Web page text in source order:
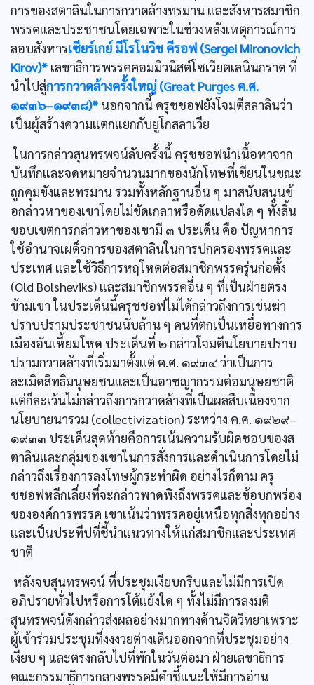
การของสตาลินในการกวาดล้างทรมาน และสังหารสมาชิก
พรรคและประชาชนโดยเฉพาะในช่วงหลังเหตุการณ์การ
ลอบสังหารเซียร์เกย์ มีโรโนวิช คีรอฟ (Sergei Mironovich
Kirov)* เลขาธิการพรรคคอมมิวนิสต์โซเวียตเลนินกราด ที่
นำไปสู่การกวาดล้างครั้งใหญ่ (Great Purges ค.ศ.
๑๙๓๖–๑๙๓๘)* นอกจากนี้ ครุชชอฟยังโจมตีสลาลินว่า
เป็นผู้สร้างความแตกแยกกับยูโกสลาเวีย
ในการกล่าวสุนทรพจน์ลับครั้งนี้ ครุชชอฟนำเนื้อหาจาก
บันทึกและจดหมายจำนวนมากของนักโทษที่เขียนในขณะ
ถูกคุมขังและทรมาน รวมทั้งหลักฐานอื่น ๆ มาสนับสนุนข้
อกล่าวหาของเขาโดยไม่ขัดเกลาหรือดัดแปลงใด ๆ ทั้งสิ้น
ขอบเขตการกล่าวหาของเขามี ๓ ประเด็น คือ ปัญหาการ
ใช้อำนาจเผด็จการของสตาลินในการปกครองพรรคและ
ประเทศ และใช้วิธีการหฤโหดต่อสมาชิกพรรครุ่นก่อตั้ง
(Old Bolsheviks) และสมาชิกพรรคอื่น ๆ ที่เป็นฝ่ายตรง
ข้ามเขา ในประเด็นนี้ครุชชอฟไม่ได้กล่าวถึงการเข่นฆ่า
ปราบปรามประชาชนนับล้าน ๆ คนที่ตกเป็นเหยื่อทางการ
เมืองอันเหี้ยมโหด ประเด็นที่ ๒ กล่าวโจมตีนโยบายปราบ
ปรามกวาดล้างที่เริ่มมาตั้งแต่ ค.ศ. ๑๙๓๔ ว่าเป็นการ
ละเมิดสิทธิมนุษยชนและเป็นอาชญากรรมต่อมนุษยชาติ
แต่ก็ละเว้นไม่กล่าวถึงการกวาดล้างที่เป็นผลสืบเนื่องจาก
นโยบายนารวม (collectivization) ระหว่าง ค.ศ. ๑๙๒๙–
๑๙๓๓ ประเด็นสุดท้ายคือการเน้นความรับผิดชอบของส
ตาลินและกลุ่มของเขาในการสั่งการและดำเนินการโดยไม่
กล่าวถึงเรื่องการลงโทษผู้กระทำผิด อย่างไรก็ตาม ครุ
ชชอฟหลีกเลี่ยงที่จะกล่าวพาดพิงถึงพรรคและข้อบกพร่อง
ขององค์การพรรค เขาเน้นว่าพรรคอยู่เหนือทุกสิ่งทุกอย่าง
และเป็นประทีปที่ชี้นำแนวทางให้แก่สมาชิกและประเทศ
ชาติ
หลังจบสุนทรพจน์ ที่ประชุมเงียบกริบและไม่มีการเปิด
อภิปรายทั่วไปหรือการโต้แย้งใด ๆ ทั้งไม่มีการลงมติ
สุนทรพจน์ดังกล่าวส่งผลอย่างมากทางด้านจิตวิทยาเพราะ
ผู้เข้าร่วมประชุมที่งงงวยต่างเดินออกจากที่ประชุมอย่าง
เงียบ ๆ และตรงกลับไปที่พักในวันต่อมา ฝ่ายเลขาธิการ
คณะกรรมาธิการกลางพรรคมีคำชี้แนะให้มีการอ่าน